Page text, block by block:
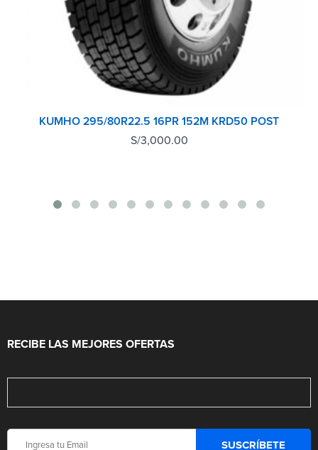
KUMHO 295/80R22.5 16PR 152M KRD50 POST
S/3,000.00
RECIBE LAS MEJORES OFERTAS